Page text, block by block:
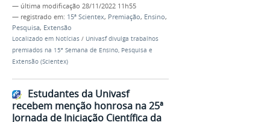
— última modificação 28/11/2022 11h55
— registrado em: 15ª Scientex, Premiação, Ensino,
Pesquisa, Extensão
Localizado em Notícias / Univasf divulga trabalhos
premiados na 15ª Semana de Ensino, Pesquisa e
Extensão (Scientex)
Estudantes da Univasf
recebem menção honrosa na 25ª
Jornada de Iniciação Científica da